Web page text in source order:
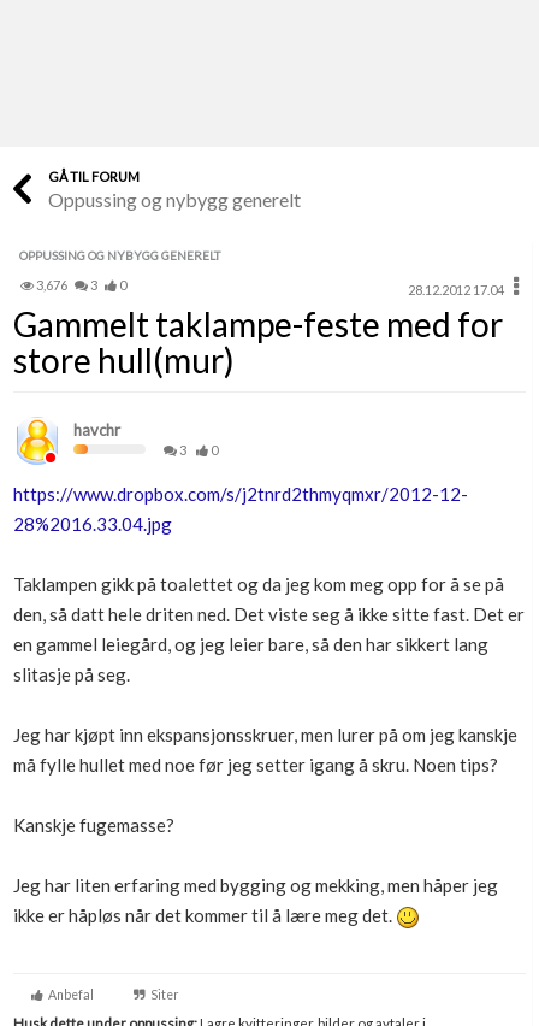
Finn håndverkere
Papirer som mangler
Skaff dokumentasjon som mangler
Kundeservice
Se din bolig? Klikk her
Få mer ut av Boligmappa
GÅ TIL FORUM
Oppussing og nybygg generelt
OPPUSSING OG NYBYGG GENERELT
3,676 3 0 28.12.2012 17.04
Gammelt taklampe-feste med for
store hull(mur)
havchr
3 0
https://www.dropbox.com/s/j2tnrd2thmyqmxr/2012-12-
28%2016.33.04.jpg
Taklampen gikk på toalettet og da jeg kom meg opp for å se på
den, så datt hele driten ned. Det viste seg å ikke sitte fast. Det er
en gammel leiegård, og jeg leier bare, så den har sikkert lang
slitasje på seg.
Jeg har kjøpt inn ekspansjonsskruer, men lurer på om jeg kanskje
må fylle hullet med noe før jeg setter igang å skru. Noen tips?
Kanskje fugemasse?
Jeg har liten erfaring med bygging og mekking, men håper jeg
ikke er håpløs når det kommer til å lære meg det.
Anbefal Siter
Husk dette under oppussing:Lagre kvitteringer, bilder og avtaler i